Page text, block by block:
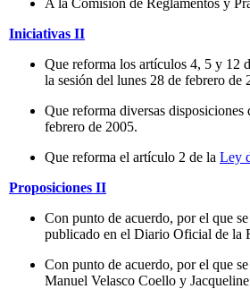
A la Comisión de Reglamentos y
Iniciativas II
Que reforma los artículos 4, 5 y 12
la sesión del lunes 28 de febrero de
Que reforma diversas disposiciones
febrero de 2005.
Que reforma el artículo 2 de la Ley
Proposiciones II
Con punto de acuerdo, por el que
publicado en el Diario Oficial de la
Con punto de acuerdo, por el que
Manuel Velasco Coello y